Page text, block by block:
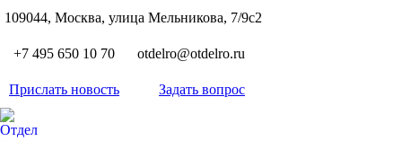
109044, Москва, улица Мельникова, 7/9с2
+7 495 650 10 70 otdelro@otdelro.ru
Прислать новость Задать вопрос
Отдел